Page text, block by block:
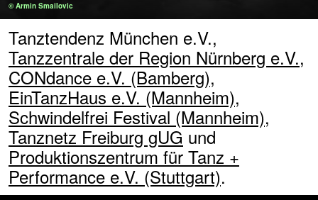
© Armin Smailovic
Tanztendenz München e.V.,
Tanzzentrale der Region Nürnberg e.V.,
CONdance e.V. (Bamberg),
EinTanzHaus e.V. (Mannheim),
Schwindelfrei Festival (Mannheim),
Tanznetz Freiburg gUG und
Produktionszentrum für Tanz +
Performance e.V. (Stuttgart).